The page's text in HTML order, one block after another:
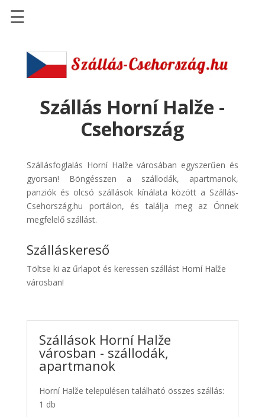
Szállások
Szállásinfo.eu
pénzvisszatérítéssel
Discover
Cars
Transzfer
Kiwi
Taxi
☰
Szállás Horní Halže -
Csehország
Szállásfoglalás Horní Halže városában egyszerűen és
gyorsan! Böngésszen a szállodák, apartmanok,
panziók és olcsó szállások kínálata között a Szállás-
Csehország.hu portálon, és találja meg az Önnek
megfelelő szállást.
Szálláskereső
Töltse ki az űrlapot és keressen szállást Horní Halže
városban!
Szállások Horní Halže
városban - szállodák,
apartmanok
Horní Halže településen található összes szállás:
1 db